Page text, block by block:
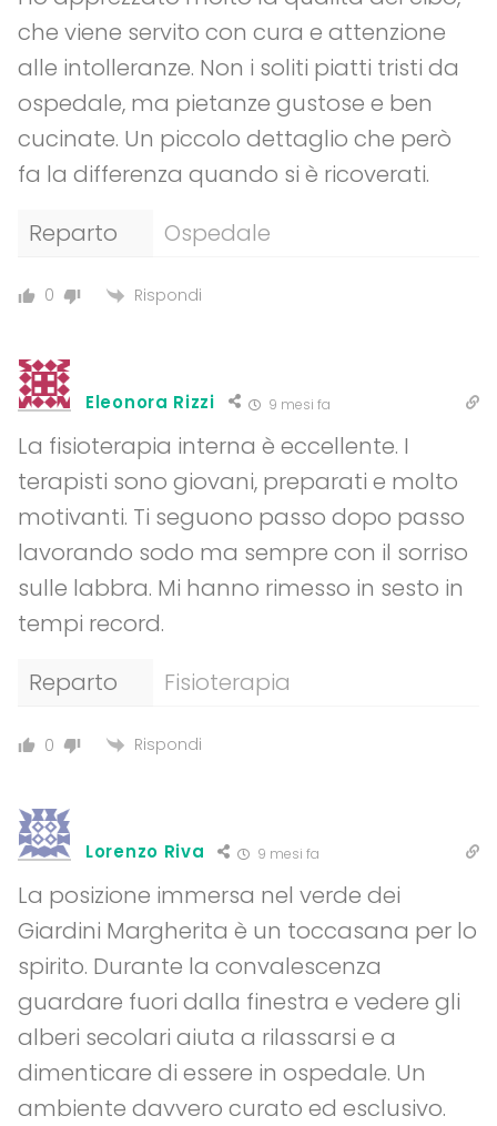
che viene servito con cura e attenzione
alle intolleranze. Non i soliti piatti tristi da
ospedale, ma pietanze gustose e ben
cucinate. Un piccolo dettaglio che però
fa la differenza quando si è ricoverati.
Reparto
Ospedale
0 Rispondi
Eleonora Rizzi 9 mesi fa
La fisioterapia interna è eccellente. I
terapisti sono giovani, preparati e molto
motivanti. Ti seguono passo dopo passo
lavorando sodo ma sempre con il sorriso
sulle labbra. Mi hanno rimesso in sesto in
tempi record.
Reparto
Fisioterapia
0 Rispondi
Lorenzo Riva 9 mesi fa
La posizione immersa nel verde dei
Giardini Margherita è un toccasana per lo
spirito. Durante la convalescenza
guardare fuori dalla finestra e vedere gli
alberi secolari aiuta a rilassarsi e a
dimenticare di essere in ospedale. Un
ambiente davvero curato ed esclusivo.